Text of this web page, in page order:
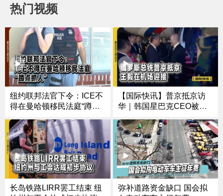
热门视频
纽约联邦法官下令：ICE不
得在曼哈顿移民法庭“蹲点
【国际快讯】普京抵京访
华｜韩国星巴克CEO被解
长岛铁路LIRR罢工结束 纽
弥补道路资金缺口 国会拟